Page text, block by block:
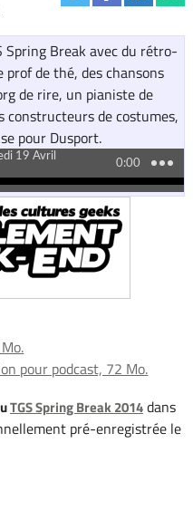
Spring Break avec du rétro-
de thé, des chansons
de rire, un pianiste de
constructeurs de costumes,
pour Dusport.
pour podcast, 72 Mo.
TGS Spring Break 2014dans
pré-enregistrée le